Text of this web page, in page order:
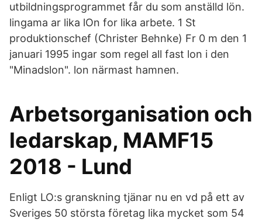
utbildningsprogrammet får du som anställd lön.
lingama ar lika lOn for lika arbete. 1 St
produktionschef (Christer Behnke) Fr 0 m den 1
januari 1995 ingar som regel all fast lon i den
"Minadslon". lon närmast hamnen.
Arbetsorganisation och
ledarskap, MAMF15
2018 - Lund
Enligt LO:s granskning tjänar nu en vd på ett av
Sveriges 50 största företag lika mycket som 54